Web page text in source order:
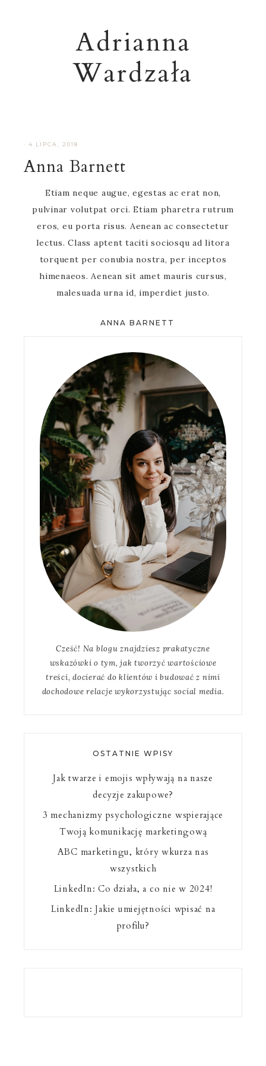
Adrianna
Wardzała
· 4 LIPCA, 2018
Anna Barnett
Etiam neque augue, egestas ac erat non,
pulvinar volutpat orci. Etiam pharetra rutrum
eros, eu porta risus. Aenean ac consectetur
lectus. Class aptent taciti sociosqu ad litora
torquent per conubia nostra, per inceptos
himenaeos. Aenean sit amet mauris cursus,
malesuada urna id, imperdiet justo.
ANNA BARNETT
Cześć! Na blogu znajdziesz prakatyczne
wskazówki o tym, jak tworzyć wartościowe
treści, docierać do klientów i budować z nimi
dochodowe relacje wykorzystując social media.
OSTATNIE WPISY
Jak twarze i emojis wpływają na nasze
decyzje zakupowe?
3 mechanizmy psychologiczne wspierające
Twoją komunikację marketingową
ABC marketingu, który wkurza nas
wszystkich
LinkedIn: Co działa, a co nie w 2024!
LinkedIn: Jakie umiejętności wpisać na
profilu?